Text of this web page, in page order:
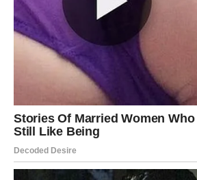
Neko ulazi u vaš život onda kada ste
očekivati ljubav.
Sudbina vam sprema
iznenađenje
Pred vama su veoma uzbudljivi trenuci.